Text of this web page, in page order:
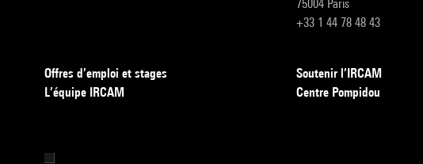
75004 Paris
+33 1 44 78 48 43
Offres d’emploi et stages
L’équipe IRCAM
Soutenir l’IRCAM
Centre Pompidou